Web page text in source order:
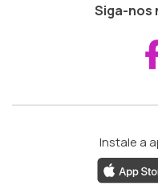
Siga-nos
Instale a